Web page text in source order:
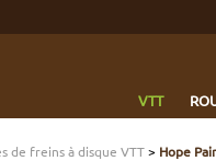
VTT
de freins à disque VTT> Hope